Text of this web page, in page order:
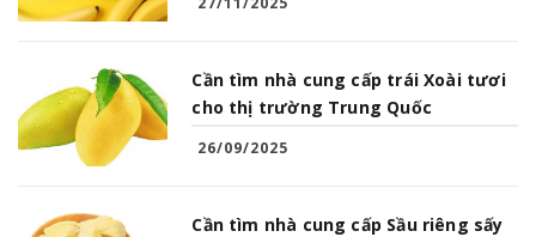
Cần tìm nhà cung cấp trái Xoài tươi
cho thị trường Trung Quốc
26/09/2025
Cần tìm nhà cung cấp Sầu riêng sấy